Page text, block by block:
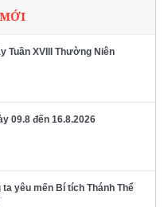
Tuần XVIII Thường Niên
09.8 đến 16.8.2026
yêu mến Bí tích Thánh Thể